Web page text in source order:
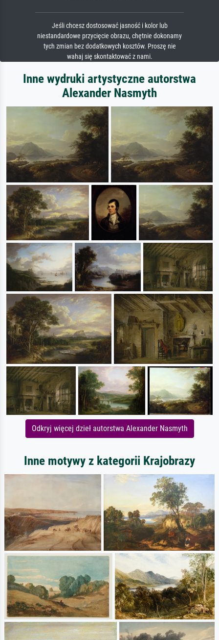
Jeśli chcesz dostosować jasność i kolor lub
niestandardowe przycięcie obrazu, chętnie dokonamy
tych zmian bez dodatkowych kosztów. Proszę nie
wahaj się skontaktować z nami.
Inne wydruki artystyczne autorstwa
Alexander Nasmyth
Odkryj więcej dzieł autorstwa Alexander Nasmyth
Inne motywy z kategorii Krajobrazy